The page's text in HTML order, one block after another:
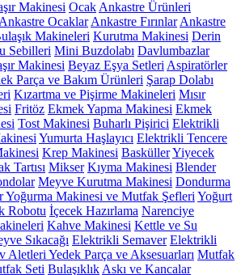
Makinesi Ocak Ankastre Ürünleri
Ankastre Ocaklar Ankastre Fırınlar Ankastre
Makineleri Kurutma Makinesi Derin
Sebilleri Mini Buzdolabı Davlumbazlar
Makinesi Beyaz Eşya Setleri Aspiratörler
Parça ve Bakım Ürünleri Şarap Dolabı
Kızartma ve Pişirme Makineleri Mısır
Fritöz Ekmek Yapma Makinesi Ekmek
Tost Makinesi Buharlı Pişirici Elektrikli
Yumurta Haşlayıcı Elektrikli Tencere
Krep Makinesi BasküllerYiyecek
Tartısı Mikser Kıyma Makinesi Blender
Meyve Kurutma Makinesi Dondurma
Yoğurma Makinesi ve Mutfak Şefleri Yoğurt
Robotu İçecek Hazırlama Narenciye
Kahve Makinesi Kettle ve Su
Sıkacağı Elektrikli Semaver Elektrikli
Aletleri Yedek Parça ve Aksesuarları Mutfak
Seti Bulaşıklık Askı ve Kancalar